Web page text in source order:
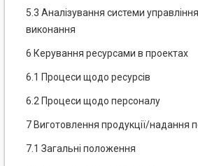
5.3 Аналізування системи
виконання
6 Керування ресурсами в проектах
6.1 Процеси щодо ресурсів
6.2 Процеси щодо персоналу
7 Виготовлення продукції/надання
7.1 Загальні положення